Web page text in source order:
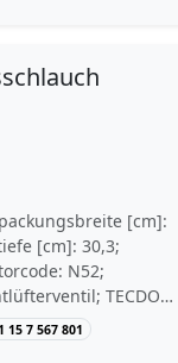
[cm]:
[cm]: 30,3;
N52;
TECDOC-
10/2006,
15 7 567 801